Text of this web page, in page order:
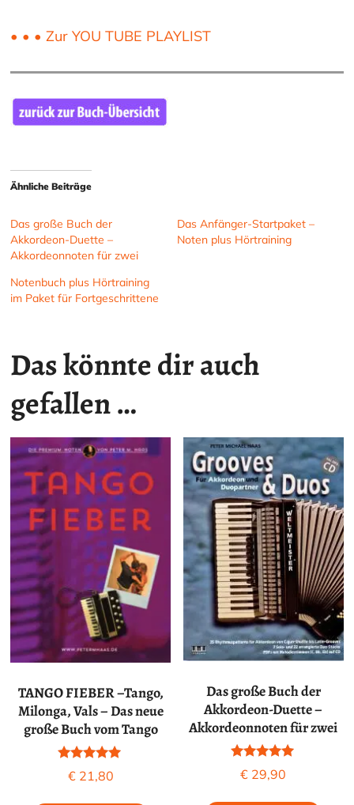
• • • Zur YOU TUBE PLAYLIST
Ähnliche Beiträge
Das große Buch der
Akkordeon-Duette –
Akkordeonnoten für zwei
Das Anfänger-Startpaket –
Noten plus Hörtraining
Notenbuch plus Hörtraining
im Paket für Fortgeschrittene
Das könnte dir auch
gefallen …
TANGO FIEBER –Tango,
Milonga, Vals – Das neue
große Buch vom Tango
Bewertet mit
5.00
€21,80
Das große Buch der
Akkordeon-Duette –
Akkordeonnoten für zwei
Bewertet mit
5.00
€ 29,90